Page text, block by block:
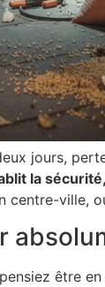
jours,
la
ville,
être